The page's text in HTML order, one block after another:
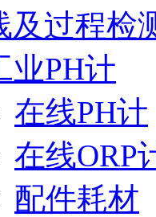
及过程检
业PH计
在线PH计
在线ORP
配件耗材